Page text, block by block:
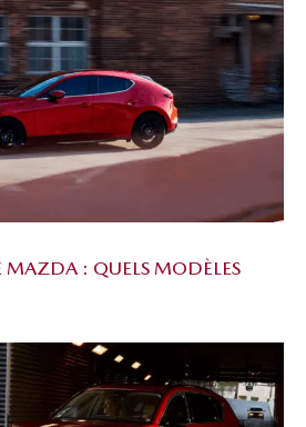
MAZDA : QUELS MODÈLES